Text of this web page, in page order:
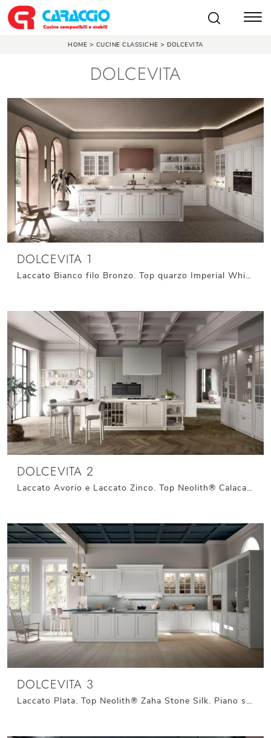
HOME > CUCINE CLASSICHE>DOLCEVITA
DOLCEVITA
DOLCEVITA 1
Laccato Bianco filo Bronzo. Top quarzo Imperial White. Maniglie e Cappa in finitura Rame Satinato Nero.
DOLCEVITA 2
Laccato Avorio e Laccato Zinco. Top Neolith® Calacatta Silk. Piano snack e gambone sagomato in Laccato Zinco opaco. Maniglie in finitura Argento ...
DOLCEVITA 3
Laccato Plata. Top Neolith® Zaha Stone Silk. Piano snack in laccato Blu Nettuno. Maniglie in finitura Argento satinato.